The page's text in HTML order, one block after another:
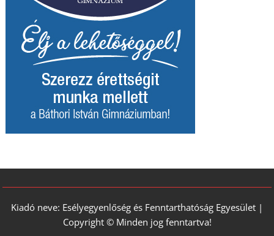
Kiadó neve: Esélyegyenlőség és Fenntarthatóság Egyesület |
Copyright © Minden jog fenntartva!